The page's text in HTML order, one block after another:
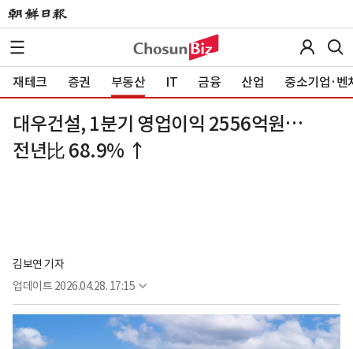
재테크 증권 부동산 IT 금융 산업 중소기업·벤
대우건설, 1분기 영업이익 2556억원…
전년比 68.9% ↑
김보연 기자
업데이트 2026.04.28. 17:15